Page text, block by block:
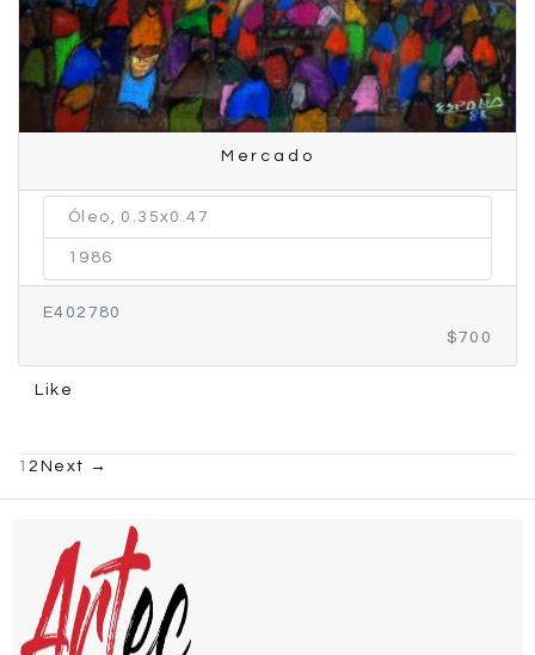
Mercado
Óleo, 0.35x0.47
1986
E402780
$700
Like
1 2 Next →